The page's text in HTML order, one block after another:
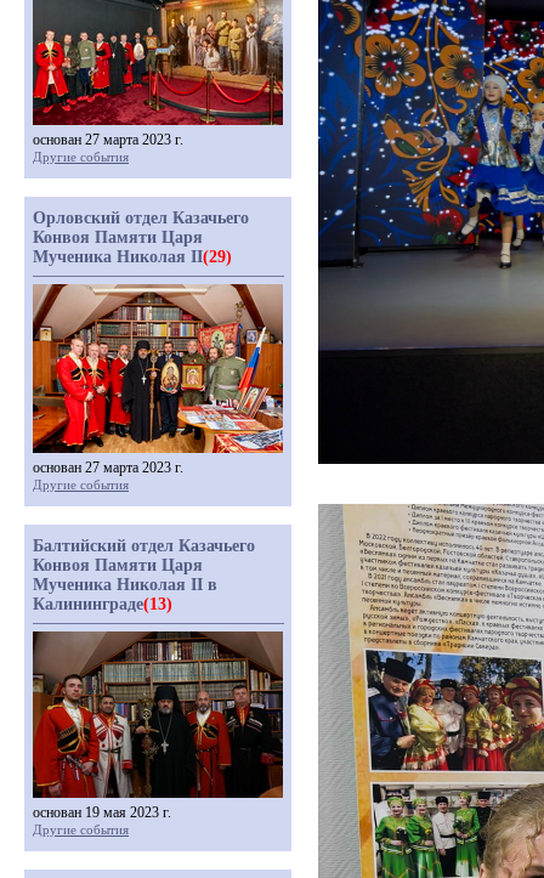
основан 27 марта 2023 г.
Другие события
Орловский отдел Казачьего
Конвоя Памяти Царя
Мученика Николая II(29)
основан 27 марта 2023 г.
Другие события
Балтийский отдел Казачьего
Конвоя Памяти Царя
Мученика Николая II в
Калининграде(13)
основан 19 мая 2023 г.
Другие события